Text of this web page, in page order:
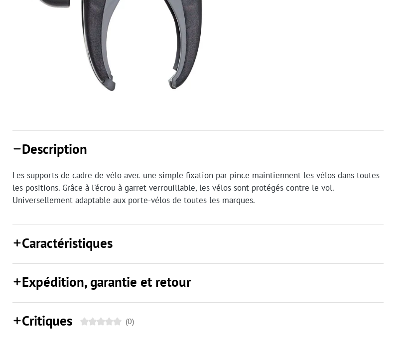
Description
Les supports de cadre de vélo avec une simple fixation par pince maintiennent les vélos dans toutes
les positions. Grâce à l'écrou à garret verrouillable, les vélos sont protégés contre le vol.
Universellement adaptable aux porte-vélos de toutes les marques.
Caractéristiques
Expédition, garantie et retour
Critiques (0)